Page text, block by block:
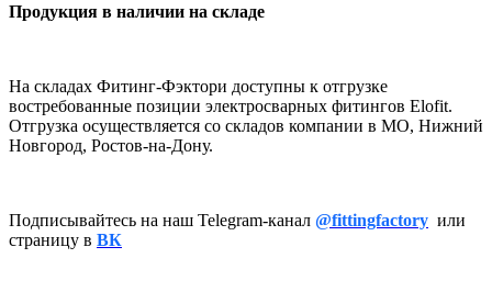
Продукция в наличии на складе
На складах Фитинг-Фэктори доступны к отгрузке
востребованные позиции электросварных фитингов Elofit.
Отгрузка осуществляется со складов компании в МО, Нижний
Новгород, Ростов-на-Дону.
Подписывайтесь на наш Telegram-канал @fittingfactory или
страницу в ВК